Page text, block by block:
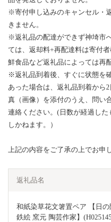
※寄付申し込みのキャンセル・
きません。
※返礼品の配達ができず神埼市
ては、返却料+再配達料は寄付
鮮食品など返礼品によっては再
※返礼品到着後、すぐに状態を
あった場合は、返礼品到着から
真（画像）を添付のうえ、問い
連絡ください。(日数が経過し
しかねます。）
上記の内容をご了承の上でお申
返礼品名
和紙染草花文箸置ペア 【日
鉄絵 窯元 陶芸作家】